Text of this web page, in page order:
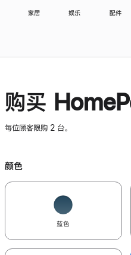
家居 娱乐 配件
购买
每位顾客限购 2 台。
颜色
蓝色